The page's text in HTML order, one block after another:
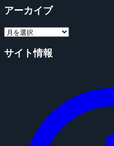
アーカイブ
サイト情報